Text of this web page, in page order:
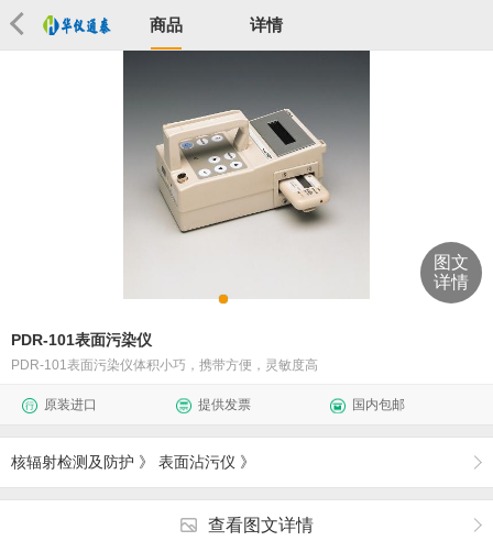
商品 详情
图文
详情
PDR-101表面污染仪
PDR-101表面污染仪体积小巧，携带方便，灵敏度高
原装进口 提供发票 国内包邮
核辐射检测及防护 》 表面沾污仪 》
查看图文详情